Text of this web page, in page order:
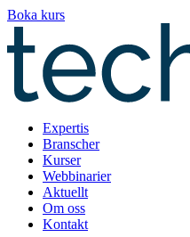
Hoppa
till
innehåll
Boka kurs
Expertis
Branscher
Kurser
Webbinarier
Aktuellt
Om oss
Kontakt